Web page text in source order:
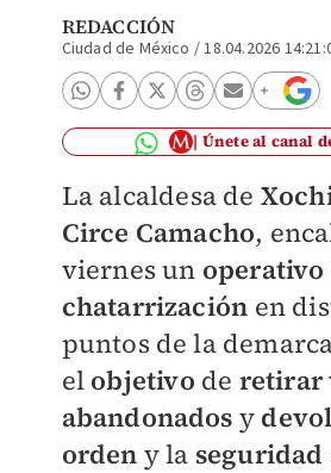
REDACCIÓN
Ciudad de México /18.04.2026
Únete al canal
La alcaldesa de
Circe Camacho,
viernes un operativo
chatarrización en
puntos de la
el objetivo de retirar
abandonados y
orden y la seguridad